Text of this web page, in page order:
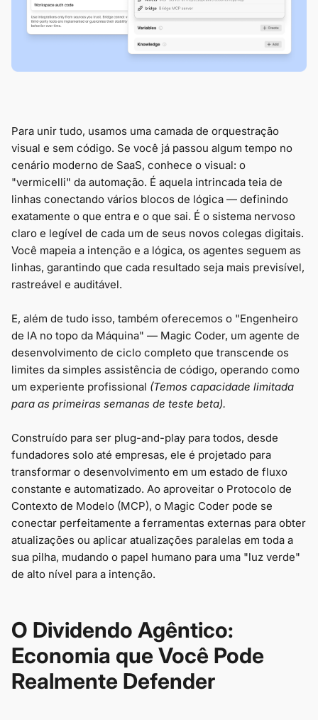
Para unir tudo, usamos uma camada de orquestração
visual e sem código. Se você já passou algum tempo no
cenário moderno de SaaS, conhece o visual: o
"vermicelli" da automação. É aquela intrincada teia de
linhas conectando vários blocos de lógica — definindo
exatamente o que entra e o que sai. É o sistema nervoso
claro e legível de cada um de seus novos colegas digitais.
Você mapeia a intenção e a lógica, os agentes seguem as
linhas, garantindo que cada resultado seja mais previsível,
rastreável e auditável.
E, além de tudo isso, também oferecemos o "Engenheiro
de IA no topo da Máquina" — Magic Coder, um agente de
desenvolvimento de ciclo completo que transcende os
limites da simples assistência de código, operando como
um experiente profissional (Temos capacidade limitada
para as primeiras semanas de teste beta).
Construído para ser plug-and-play para todos, desde
fundadores solo até empresas, ele é projetado para
transformar o desenvolvimento em um estado de fluxo
constante e automatizado. Ao aproveitar o Protocolo de
Contexto de Modelo (MCP), o Magic Coder pode se
conectar perfeitamente a ferramentas externas para obter
atualizações ou aplicar atualizações paralelas em toda a
sua pilha, mudando o papel humano para uma "luz verde"
de alto nível para a intenção.
O Dividendo Agêntico:
Economia que Você Pode
Realmente Defender